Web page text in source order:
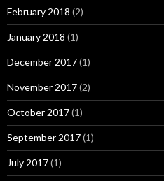
February 2018 (2)
January 2018 (1)
December 2017(1)
November 2017(2)
October 2017(1)
September 2017(1)
July 2017(1)